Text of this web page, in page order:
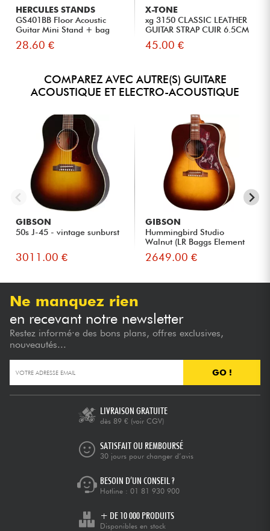
HERCULES STANDS
GS401BB Floor Acoustic
Guitar Mini Stand + bag
28.60 €
X-TONE
xg 3150 CLASSIC LEATHER
GUITAR STRAP CUIR 6.5CM
BR...
45.00 €
COMPAREZ AVEC AUTRE(S) GUITARE
ACOUSTIQUE ET ELECTRO-ACOUSTIQUE
GIBSON
50s J-45 - vintage sunburst
3011.00 €
GIBSON
Hummingbird Studio
Walnut (LR Baggs Element
Bronze...
2649.00 €
Ne manquez rien
en recevant notre newsletter
Restez informé·e des bons plans, offres exclusives,
nouveautés...
GO !
LIVRAISON GRATUITE
dès 89 € (voir CGV)
SATISFAIT OU REMBOURSÉ
30 jours pour changer d’avis
BESOIN D’UN CONSEIL ?
Hotline : 01 81 930 900
+ DE 10 000 PRODUITS
Disponibles en stock